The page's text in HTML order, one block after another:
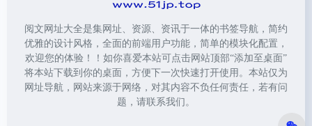
阅文网址大全是集网址、资源、资讯于一体的书签导航，简约
优雅的设计风格，全面的前端用户功能，简单的模块化配置，
欢迎您的体验！！如你喜爱本站可点击网站顶部“添加至桌面”
将本站下载到你的桌面，方便下一次快速打开使用。本站仅为
网址导航，网站来源于网络，对其内容不负任何责任，若有问
题，请联系我们。